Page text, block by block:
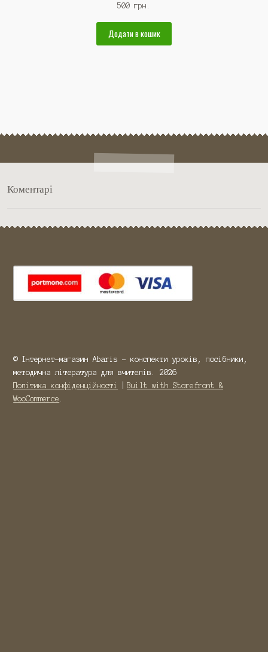
500 грн.
Додати в кошик
Коментарі
© Інтернет-магазин Abaris - конспекти уроків, посібники,
методична література для вчителів. 2026
Політика конфіденційності
Built with Storefront &
WooCommerce